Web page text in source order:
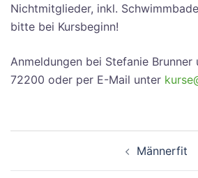
Nichtmitglieder, inkl.
bitte bei Kursbeginn!
Anmeldungen bei Stefanie Brunner
72200 oder per E-Mail unter
Männerfit